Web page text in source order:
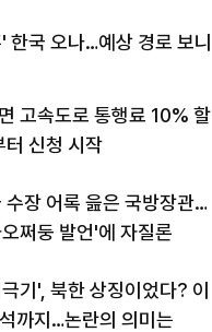
한국 오나…예상 경로 보니
고속도로 통행료 10% 할
신청 시작
수장 어록 읊은 국방장관…
쩌둥 발언'에 자질론
기', 북한 상징이었다? 이
까지…논란의 의미는